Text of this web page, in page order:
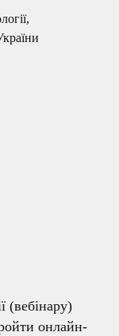
(вебінару)
онлайн-